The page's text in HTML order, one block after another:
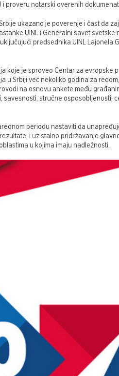
proveru notarski overenih
ukazano je poverenje i čast da
UINL i Generalni savet svetske
predsednika UINL Lajonela
koje je sproveo Centar za evropske
u Srbiji već nekoliko godina za
na osnovu ankete među
stručne osposobljenosti,
periodu nastaviti da
i uz stalno pridržavanje
u kojima imaju nadležnosti.